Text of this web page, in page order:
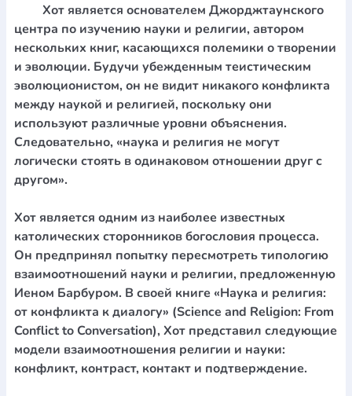
Хот является основателем Джорджтаунского
центра по изучению науки и религии, автором
нескольких книг, касающихся полемики о творении
и эволюции. Будучи убежденным теистическим
эволюционистом, он не видит никакого конфликта
между наукой и религией, поскольку они
используют различные уровни объяснения.
Следовательно, «наука и религия не могут
логически стоять в одинаковом отношении друг с
другом».
Хот является одним из наиболее известных
католических сторонников богословия процесса.
Он предпринял попытку пересмотреть типологию
взаимоотношений науки и религии, предложенную
Иеном Барбуром. В своей книге «Наука и религия:
от конфликта к диалогу» (Science and Religion: From
Conflict to Conversation), Хот представил следующие
модели взаимоотношения религии и науки:
конфликт, контраст, контакт и подтверждение.